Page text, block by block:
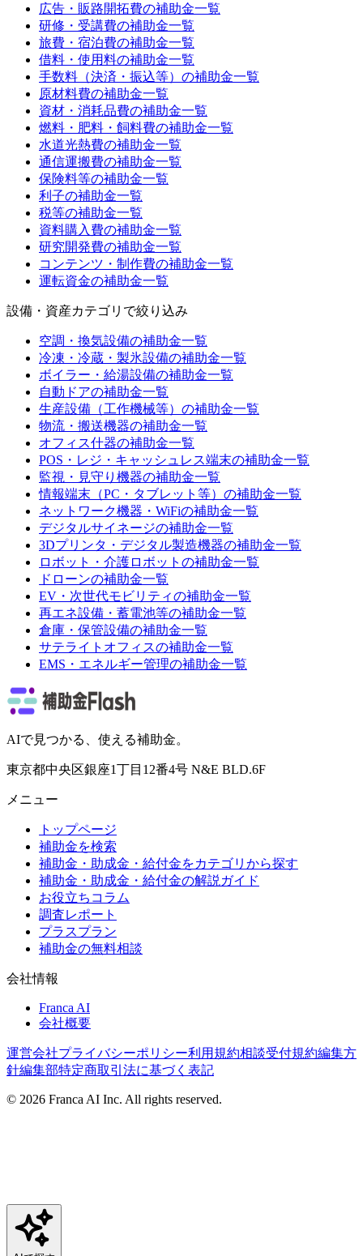
広告・販路開拓費の補助金一覧
研修・受講費の補助金一覧
旅費・宿泊費の補助金一覧
借料・使用料の補助金一覧
手数料（決済・振込等） の補助金一覧
原材料費の補助金一覧
資材・消耗品費の補助金一覧
燃料・肥料・飼料費の補助金一覧
水道光熱費の補助金一覧
通信運搬費の補助金一覧
保険料等の補助金一覧
利子の補助金一覧
税等の補助金一覧
資料購入費の補助金一覧
研究開発費の補助金一覧
コンテンツ・制作費の補助金一覧
運転資金の補助金一覧
設備・資産カテゴリ で絞り込み
空調・換気設備の補助金一覧
冷凍・冷蔵・製氷設備の補助金一覧
ボイラー・給湯設備の補助金一覧
自動ドアの補助金一覧
生産設備（工作機械等） の補助金一覧
物流・搬送機器の補助金一覧
オフィス什器の補助金一覧
POS・レジ・キャッシュレス端末の補助金一覧
監視・見守り機器の補助金一覧
情報端末（PC・タブレット等） の補助金一覧
ネットワーク機器・WiFiの補助金一覧
デジタルサイネージの補助金一覧
3Dプリンタ・デジタル製造機器の補助金一覧
ロボット・介護ロボット の補助金一覧
ドローンの補助金一覧
EV・次世代モビリティの補助金一覧
再エネ設備・蓄電池等の補助金一覧
倉庫・保管設備の補助金一覧
サテライトオフィスの補助金一覧
EMS・エネルギー管理の補助金一覧
AIで見つかる、使える補助金。
東京都中央区銀座1丁目12番4号 N&E BLD.6F
メニュー
トップページ
補助金を検索
補助金・助成金・給付金をカテゴリから探す
補助金・助成金・給付金の解説ガイド
お役立ちコラム
調査レポート
プラスプラン
補助金の無料相談
会社情報
Franca AI
会社概要
運営会社プライバシーポリシー利用規約相談受付規約編集方
針編集部特定商取引法に基づく表記
© 2026 Franca AI Inc. All rights reserved.